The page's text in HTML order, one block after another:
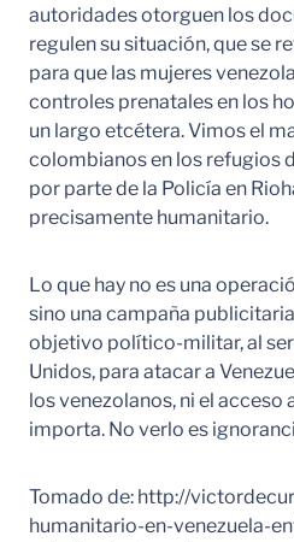
autoridades otorguen los
regulen su situación, que se
para que las mujeres
controles prenatales en los
un largo etcétera. Vimos el
colombianos en los refugios
por parte de la Policía en
precisamente humanitario.
Lo que hay no es una
sino una campaña
objetivo político-militar, al
Unidos, para atacar a
los venezolanos, ni el acceso
importa. No verlo es
Tomado de: http://
humanitario-en-venezuela-